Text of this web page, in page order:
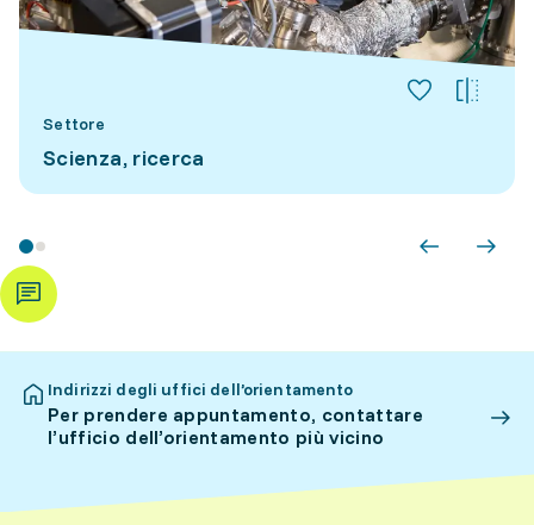
Settore
Scienza, ricerca
Indirizzi degli uffici dell’orientamento
Per prendere appuntamento, contattare
l’ufficio dell’orientamento più vicino